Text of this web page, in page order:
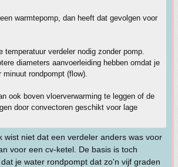
warmtepomp, dan heeft dat gevolgen voor
temperatuur verdeler nodig zonder pomp.
diameters aanvoerleiding hebben omdat je
minuut rondpompt (flow).
ook boven vloerverwarming te leggen of de
door convectoren geschikt voor lage
wist niet dat een verdeler anders was voor
voor een cv-ketel. De basis is toch
je water rondpompt dat zo'n vijf graden